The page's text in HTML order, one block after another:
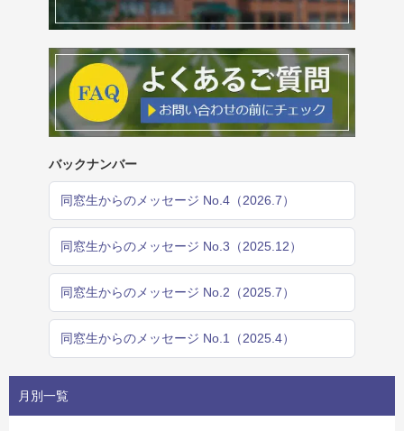
バックナンバー
同窓生からのメッセージ No.4（2026.7）
同窓生からのメッセージ No.3（2025.12）
同窓生からのメッセージ No.2（2025.7）
同窓生からのメッセージ No.1（2025.4）
月別一覧